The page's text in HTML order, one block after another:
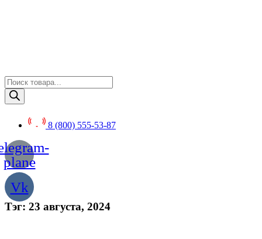
Поиск
товаров
8 (800) 555-53-87
plane
Vk
Тэг: 23 августа, 2024